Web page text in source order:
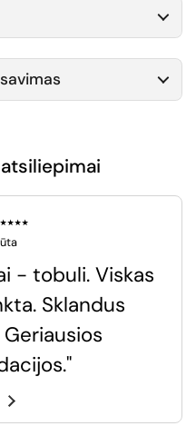
- tobuli. Viskas
Sklandus
skaidrė
Kita skaidrė